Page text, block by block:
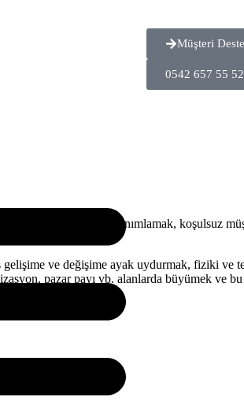
Müşteri
0542 657 55 52
hizmet ihtiyaçlarını tanımlamak, koşulsuz
ve değişime ayak uydurmak, fiziki ve
pazar payı vb. alanlarda büyümek ve